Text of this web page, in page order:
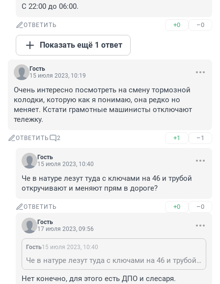
С 22:00 до 06:00.
ОТВЕТИТЬ +0 –0
Показать ещё 1 ответ
Гость
15 июля 2023, 10:19
Очень интересно посмотреть на смену тормозной
колодки, которую как я понимаю, она редко но
меняет. Кстати грамотные машинисты отключают
тележку.
ОТВЕТИТЬ 2 +1 –1
Гость
15 июля 2023, 10:40
Че в натуре лезут туда с ключами на 46 и трубой
откручивают и меняют прям в дороге?
ОТВЕТИТЬ +0 –0
Гость
17 июля 2023, 09:56
Гость15 июля 2023, 10:40
Че в натуре лезут туда с ключами на 46 и трубой откручивают и меняют прям в дороге?
Нет конечно, для этого есть ДПО и слесаря.